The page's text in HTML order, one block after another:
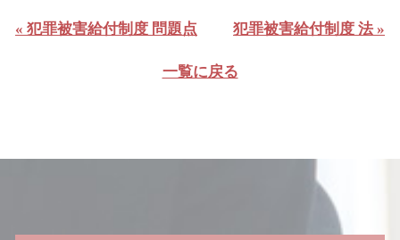
« 犯罪被害給付制度 問題点 犯罪被害給付制度 法 »
一覧に戻る